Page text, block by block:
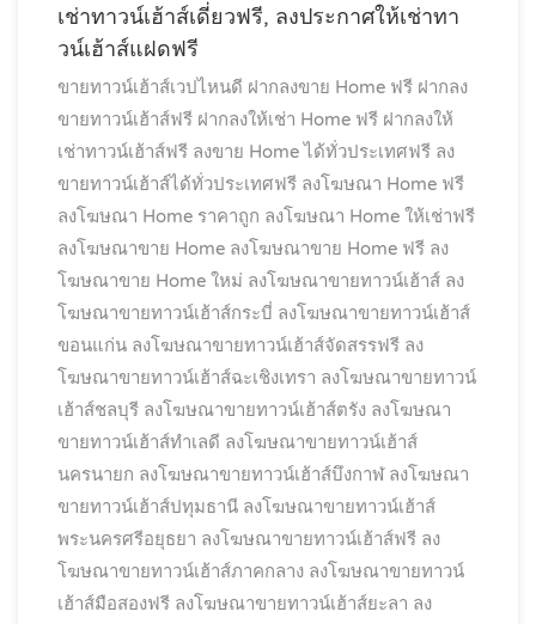
เช่าทาวน์เฮ้าส์เดี่ยวฟรี, ลงประกาศให้เช่าทา
วน์เฮ้าส์แฝดฟรี
ขายทาวน์เฮ้าส์เวปไหนดี ฝากลงขาย Home ฟรี ฝากลง
ขายทาวน์เฮ้าส์ฟรี ฝากลงให้เช่า Home ฟรี ฝากลงให้
เช่าทาวน์เฮ้าส์ฟรี ลงขาย Home ได้ทั่วประเทศฟรี ลง
ขายทาวน์เฮ้าส์ได้ทั่วประเทศฟรี ลงโฆษณา Home ฟรี
ลงโฆษณา Home ราคาถูก ลงโฆษณา Home ให้เช่าฟรี
ลงโฆษณาขาย Home ลงโฆษณาขาย Home ฟรี ลง
โฆษณาขาย Home ใหม่ ลงโฆษณาขายทาวน์เฮ้าส์ ลง
โฆษณาขายทาวน์เฮ้าส์กระบี่ ลงโฆษณาขายทาวน์เฮ้าส์
ขอนแก่น ลงโฆษณาขายทาวน์เฮ้าส์จัดสรรฟรี ลง
โฆษณาขายทาวน์เฮ้าส์ฉะเชิงเทรา ลงโฆษณาขายทาวน์
เฮ้าส์ชลบุรี ลงโฆษณาขายทาวน์เฮ้าส์ตรัง ลงโฆษณา
ขายทาวน์เฮ้าส์ทำเลดี ลงโฆษณาขายทาวน์เฮ้าส์
นครนายก ลงโฆษณาขายทาวน์เฮ้าส์บึงกาฬ ลงโฆษณา
ขายทาวน์เฮ้าส์ปทุมธานี ลงโฆษณาขายทาวน์เฮ้าส์
พระนครศรีอยุธยา ลงโฆษณาขายทาวน์เฮ้าส์ฟรี ลง
โฆษณาขายทาวน์เฮ้าส์ภาคกลาง ลงโฆษณาขายทาวน์
เฮ้าส์มือสองฟรี ลงโฆษณาขายทาวน์เฮ้าส์ยะลา ลง